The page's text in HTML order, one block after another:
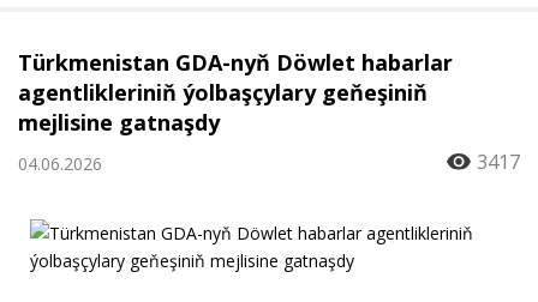
Türkmenistan GDA-nyň Döwlet habarlar
agentlikleriniň ýolbaşçylary geňeşiniň
mejlisine gatnaşdy
04.06.2026 3417